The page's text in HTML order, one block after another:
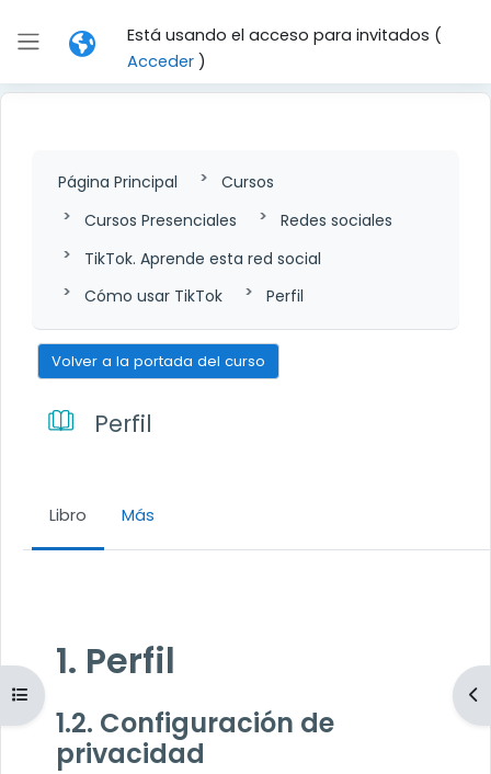
Panel lateral
Está usando el acceso para invitados (
Acceder)
Abrir índice del curso
Página Principal
Cursos
Cursos Presenciales
Redes sociales
TikTok. Aprende esta red social
Cómo usar TikTok
Perfil
Volver a la portada del curso
Perfil
Libro Más
1. Perfil
1.2. Configuración de
privacidad